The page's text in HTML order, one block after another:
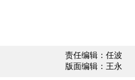
责任编辑：任波
版面编辑：王永